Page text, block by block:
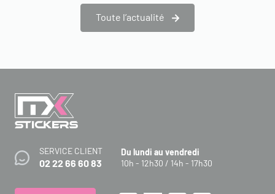
Toute l’actualité
SERVICE CLIENT
02 22 66 60 83
Du lundi au vendredi
10h - 12h30 / 14h - 17h30